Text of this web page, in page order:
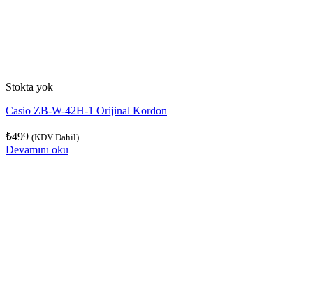
Stokta yok
Casio ZB-W-42H-1 Orijinal Kordon
₺499 (KDV Dahil)
Devamını oku